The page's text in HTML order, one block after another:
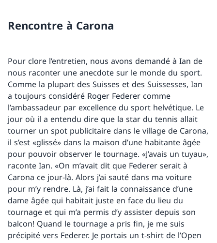
Rencontre à Carona
Pour clore l’entretien, nous avons demandé à Ian de
nous raconter une anecdote sur le monde du sport.
Comme la plupart des Suisses et des Suissesses, Ian
a toujours considéré Roger Federer comme
l’ambassadeur par excellence du sport helvétique. Le
jour où il a entendu dire que la star du tennis allait
tourner un spot publicitaire dans le village de Carona,
il s’est «glissé» dans la maison d’une habitante âgée
pour pouvoir observer le tournage. «J’avais un tuyau»,
raconte Ian. «On m’avait dit que Federer serait à
Carona ce jour-là. Alors j’ai sauté dans ma voiture
pour m’y rendre. Là, j’ai fait la connaissance d’une
dame âgée qui habitait juste en face du lieu du
tournage et qui m’a permis d’y assister depuis son
balcon! Quand le tournage a pris fin, je me suis
précipité vers Federer. Je portais un t-shirt de l’Open